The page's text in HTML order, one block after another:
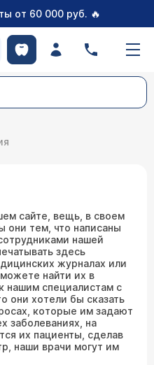
от 60 000 руб. 🔥
сайте, вещь, в своем
они тем, что написаны
нашей
здесь
журналах или
можете найти их в
нашим специалистам с
они хотели бы сказать
которые им задают
заболеваниях, на
их пациенты, сделав
наши врачи могут им